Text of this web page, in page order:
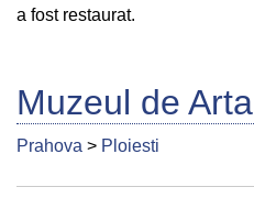
a fost restaurat.
Muzeul de Arta
Prahova > Ploiesti